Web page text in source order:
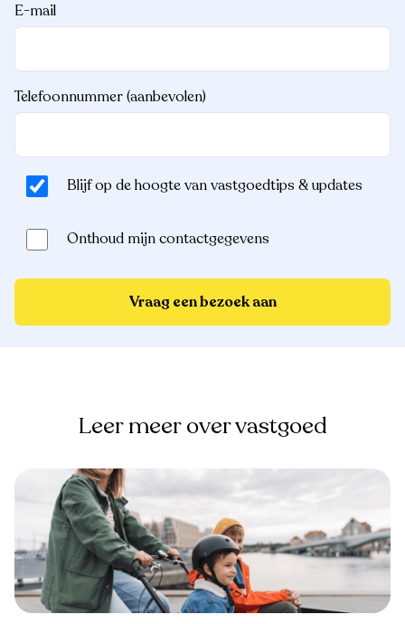
E-mail
Telefoonnummer (aanbevolen)
Blijf op de hoogte van vastgoedtips & updates
Onthoud mijn contactgegevens
Vraag een bezoek aan
Leer meer over vastgoed